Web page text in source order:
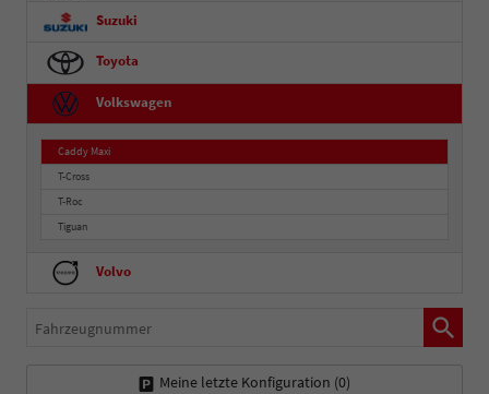
Suzuki
Toyota
Volkswagen
Caddy Maxi
T-Cross
T-Roc
Tiguan
Volvo
Fahrzeugnummer
Meine letzte Konfiguration (0)